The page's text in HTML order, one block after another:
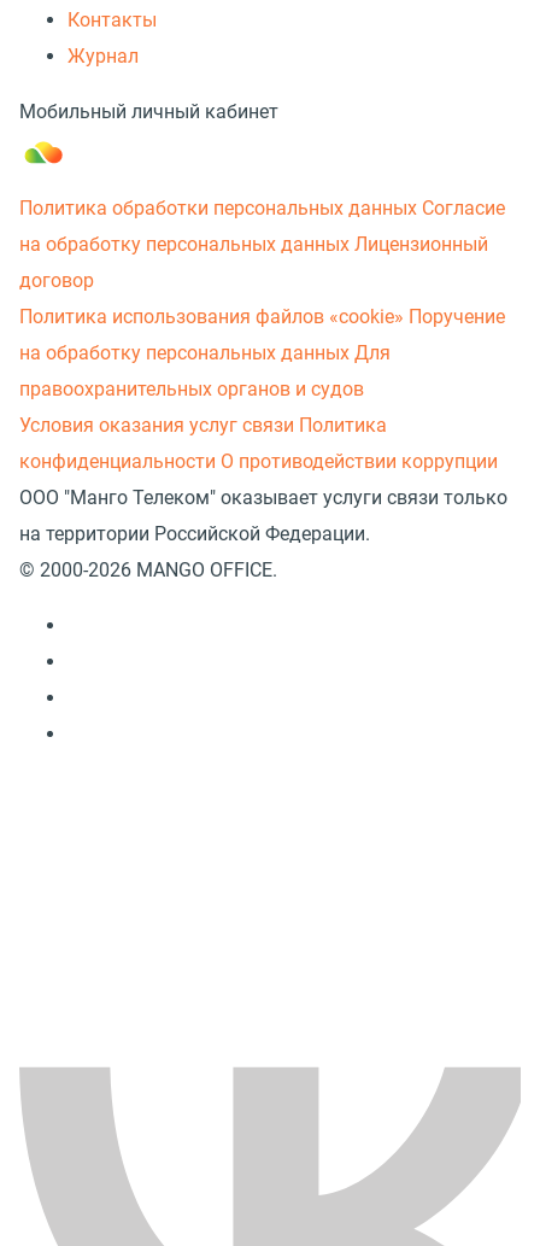
Контакты
Журнал
Мобильный личный кабинет
Политика обработки персональных данных Согласие
на обработку персональных данных Лицензионный
договор
Политика использования файлов «cookie» Поручение
на обработку персональных данных Для
правоохранительных органов и судов
Условия оказания услуг связи Политика
конфиденциальности О противодействии коррупции
ООО "Манго Телеком" оказывает услуги связи только
на территории Российской Федерации.
© 2000-2026 MANGO OFFICE.